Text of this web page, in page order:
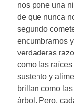
nos pone una
de que nunca
segundo
encumbrarnos
verdaderas
como las
sustento y
brillan como
árbol. Pero,